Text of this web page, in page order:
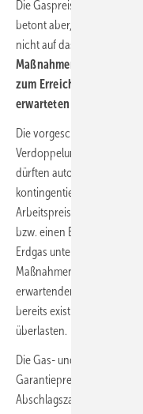
Die Gaspreisbremse soll
betont aber, dass die
nicht auf das
Maßnahmen die
zum Erreichen der
erwarteten
Die vorgeschlagenen
Verdoppelung der
dürften automatisch
kontingentierten
Arbeitspreis inklusive aller
bzw. einen Brutto-
Erdgas unter 7 Ct/kWh für
Maßnahmen soll
erwartenden massiven
bereits existierenden
überlasten.
Die Gas- und
Garantiepreise) soll für 80
Abschlagszahlung aus